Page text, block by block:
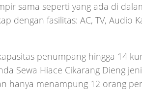
sama seperti yang ada di
dengan fasilitas: AC, TV, Audio
penumpang hingga 14
Sewa Hiace Cikarang Dieng
hanya menampung 12 orang